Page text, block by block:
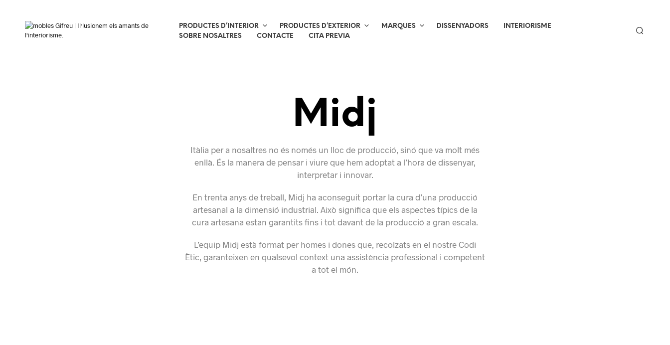
PRODUCTES D’INTERIOR PRODUCTES D’EXTERIOR MARQUES DISSENYADORS
INTERIORISME
SOBRE NOSALTRES
CONTACTE CITA PREVIA
Midj
Itàlia per a nosaltres no és només un lloc de producció, sinó que va molt més
enllà. És la manera de pensar i viure que hem adoptat a l’hora de dissenyar,
interpretar i innovar.
En trenta anys de treball, Midj ha aconseguit portar la cura d’una producció
artesanal a la dimensió industrial. Això significa que els aspectes típics de la
cura artesana estan garantits fins i tot davant de la producció a gran escala.
L’equip Midj està format per homes i dones que, recolzats en el nostre Codi
Ètic, garanteixen en qualsevol context una assistència professional i competent
a tot el món.